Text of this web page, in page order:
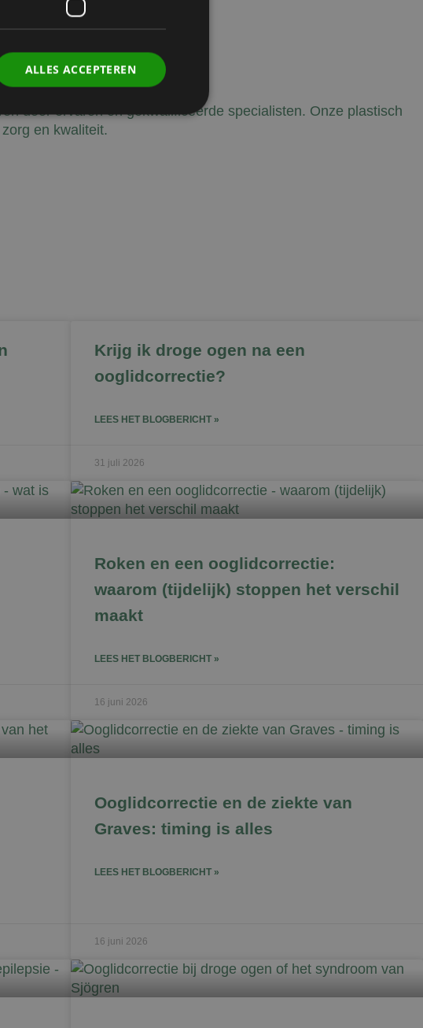
door ervaren en gekwalificeerde specialisten. Onze plastisch
en kwaliteit.
Krijg ik droge ogen na een
ooglidcorrectie?
LEES HET BLOGBERICHT »
31 juli 2026
Roken en een ooglidcorrectie:
waarom (tijdelijk) stoppen het verschil
maakt
LEES HET BLOGBERICHT »
16 juni 2026
Ooglidcorrectie en de ziekte van
Graves: timing is alles
LEES HET BLOGBERICHT »
16 juni 2026
ALLES ACCEPTEREN